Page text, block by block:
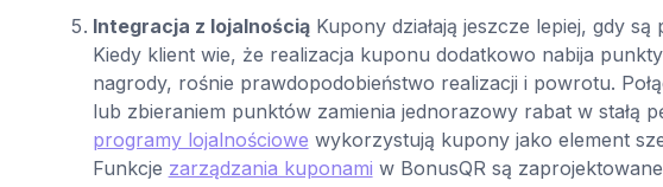
Integracja z lojalnościąKupony działają jeszcze lepiej, gdy
Kiedy klient wie, że realizacja kuponu dodatkowo nabija
nagrody, rośnie prawdopodobieństwo realizacji i powrotu.
lub zbieraniem punktów zamienia jednorazowy rabat w stałą
programy lojalnościowe wykorzystują kupony jako element
Funkcje zarządzania kuponami w BonusQR są